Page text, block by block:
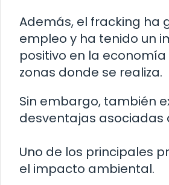
Además, el fracking ha
empleo y ha tenido un
positivo en la
zonas donde se realiza.
Sin embargo, también
desventajas asociadas
Uno de los principales
el impacto ambiental.